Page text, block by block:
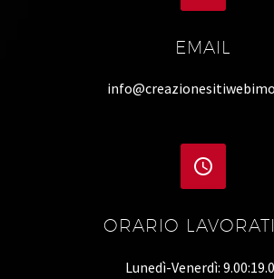
EMAIL


ORARIO
Lunedì-Venerdì: